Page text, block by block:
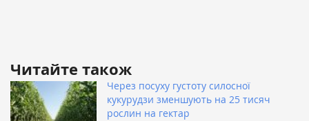
Читайте також
Через посуху густоту силосної
кукурудзи зменшують на 25 тисяч
рослин на гектар